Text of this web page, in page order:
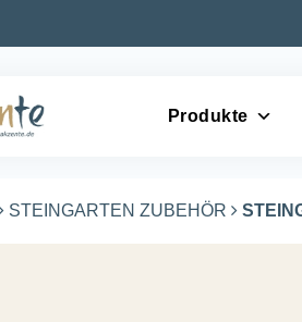
Produkte
STEINGARTEN ZUBEHÖR